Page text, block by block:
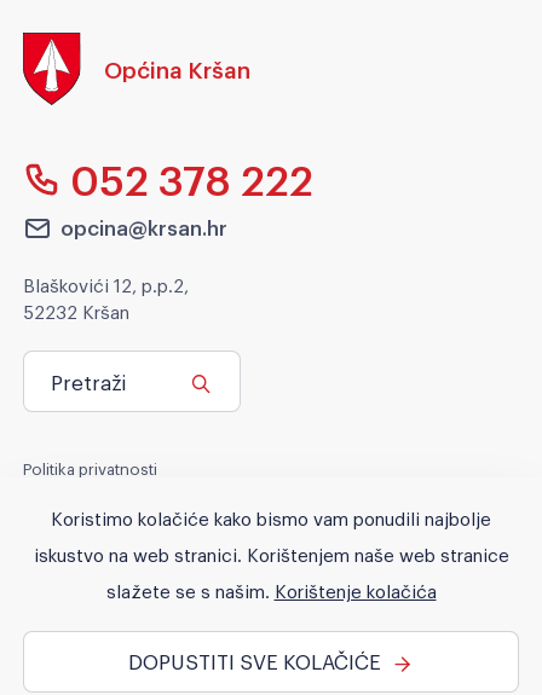
Općina Kršan
052 378 222
opcina@krsan.hr
Blaškovići 12, p.p.2,
52232 Kršan
Pretraži
Politika privatnosti
Koristimo kolačiće kako bismo vam ponudili najbolje
iskustvo na web stranici. Korištenjem naše web stranice
slažete se s našim. Korištenje kolačića
DOPUSTITI SVE KOLAČIĆE